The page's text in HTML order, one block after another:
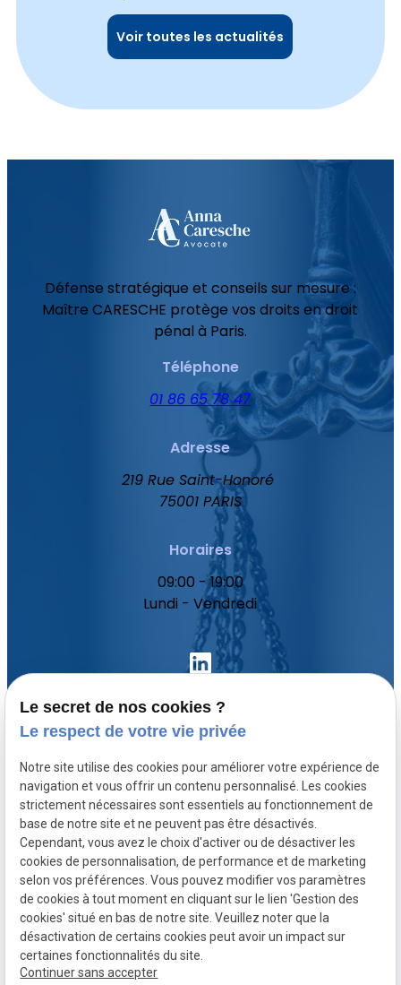
Voir toutes les actualités
Défense stratégique et conseils sur mesure :
Maître CARESCHE protège vos droits en droit
pénal à Paris.
Téléphone
01 86 65 78 47
Adresse
219 Rue Saint-Honoré
75001 PARIS
Horaires
09:00 - 19:00
Lundi - Vendredi
Votre avocat
Domaines de compétence
Actualités
Contact
SIRET :
80771512300020
Mentions légales
Politique de
confidentialité
Plan du site
Le secret de nos cookies ?
Le respect de votre vie privée
Notre site utilise des cookies pour améliorer votre expérience de
navigation et vous offrir un contenu personnalisé. Les cookies
strictement nécessaires sont essentiels au fonctionnement de
base de notre site et ne peuvent pas être désactivés.
Cependant, vous avez le choix d'activer ou de désactiver les
cookies de personnalisation, de performance et de marketing
selon vos préférences. Vous pouvez modifier vos paramètres
de cookies à tout moment en cliquant sur le lien 'Gestion des
cookies' situé en bas de notre site. Veuillez noter que la
désactivation de certains cookies peut avoir un impact sur
certaines fonctionnalités du site.
Continuer sans accepter